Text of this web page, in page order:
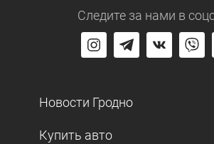
Следите за нами в
Новости Гродно
Купить авто